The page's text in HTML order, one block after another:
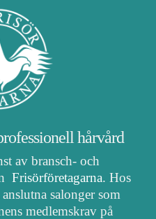
hårvård
av bransch- och
Frisörföretagarna. Hos
salonger som
medlemskrav på